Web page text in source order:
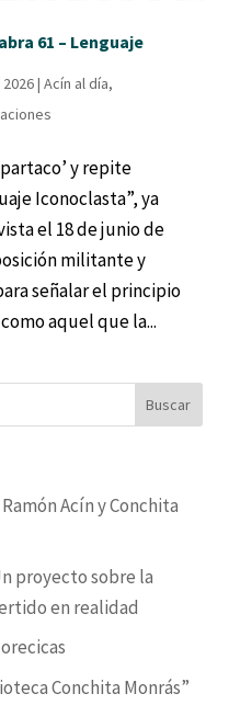
61 – Lenguaje
| Acín al día,
y repite
Iconoclasta”, ya
el 18 de junio de
militante y
señalar el principio
aquel que la...
Acín y Conchita
proyecto sobre la
en realidad
Conchita Monrás”